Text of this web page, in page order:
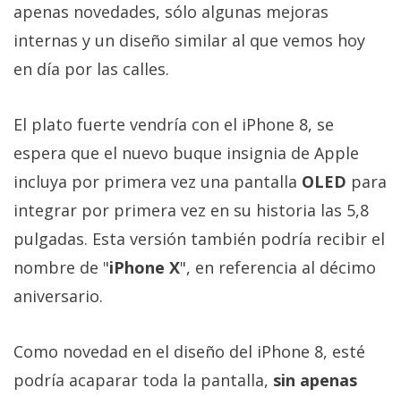
apenas novedades, sólo algunas mejoras
internas y un diseño similar al que vemos hoy
en día por las calles.
El plato fuerte vendría con el iPhone 8, se
espera que el nuevo buque insignia de Apple
incluya por primera vez una pantalla OLED para
integrar por primera vez en su historia las 5,8
pulgadas. Esta versión también podría recibir el
nombre de "iPhone X", en referencia al décimo
aniversario.
Como novedad en el diseño del iPhone 8, esté
podría acaparar toda la pantalla, sin apenas